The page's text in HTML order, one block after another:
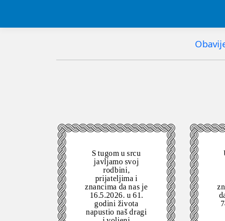
S tugom u srcu
javljamo svoj
rodbini,
prijateljima i
znancima da nas je
16.5.2026. u 61.
godini života
napustio naš dragi